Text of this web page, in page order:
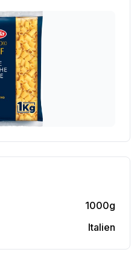
1000g
Italien